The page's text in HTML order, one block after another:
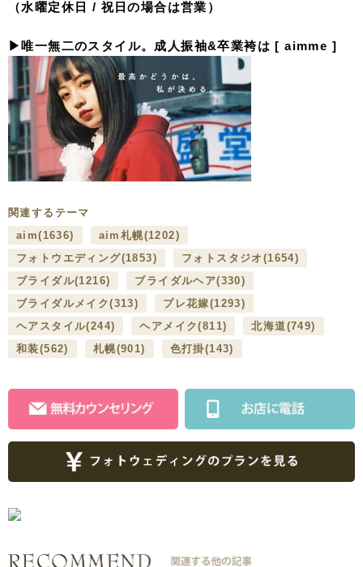
（水曜定休日 / 祝日の場合は営業）
▶︎唯一無二のスタイル。成人振袖&卒業袴は [ aimme ]
関連するテーマ
aim(1636) aim札幌(1202)
フォトウエディング(1853) フォトスタジオ (1654)
ブライダル(1216) ブライダルヘア(330)
ブライダルメイク(313) プレ花嫁(1293)
ヘアスタイル(244) ヘアメイク(811) 北海道(749)
和装(562) 札幌(901) 色打掛(143)